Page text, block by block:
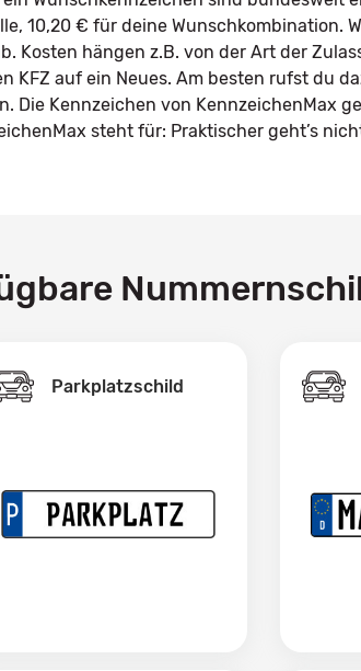
10,20 € für deine Wunschkombination.
Kosten hängen z.B. von der Art der
KFZ auf ein Neues. Am besten rufst du
Die Kennzeichen von KennzeichenMax
steht für: Praktischer geht’s
Parkplatzschild